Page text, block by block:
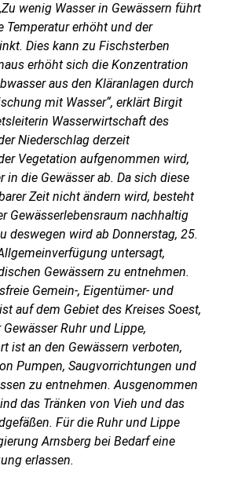
wenig Wasser in Gewässern führt
Temperatur erhöht und der
Dies kann zu Fischsterben
erhöht sich die Konzentration
aus den Kläranlagen durch
mit Wasser“, erklärt Birgit
Wasserwirtschaft des
Niederschlag derzeit
Vegetation aufgenommen wird,
in die Gewässer ab. Da sich diese
Zeit nicht ändern wird, besteht
Gewässerlebensraum nachhaltig
deswegen wird ab Donnerstag, 25.
untersagt,
Gewässern zu entnehmen.
Gemein-, Eigentümer- und
auf dem Gebiet des Kreises Soest,
Ruhr und Lippe,
ist an den Gewässern verboten,
Pumpen, Saugvorrichtungen und
zu entnehmen. Ausgenommen
das Tränken von Vieh und das
Für die Ruhr und Lippe
Arnsberg bei Bedarf eine
erlassen.